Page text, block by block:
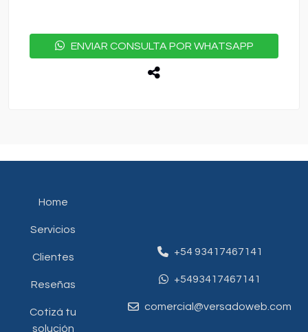
ENVIAR CONSULTA POR WHATSAPP
Home
Servicios
Clientes
Reseñas
Cotizá tu
solución
+54 93417467141
+5493417467141
comercial@versadoweb.com